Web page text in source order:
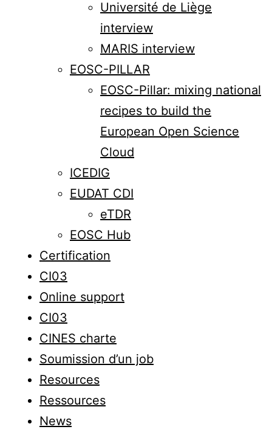
Université de Liège
interview
MARIS interview
EOSC-PILLAR
EOSC-Pillar: mixing national
recipes to build the
European Open Science
Cloud
ICEDIG
EUDAT CDI
eTDR
EOSC Hub
Certification
CI03
Online support
CI03
CINES charte
Soumission d’un job
Resources
Ressources
News